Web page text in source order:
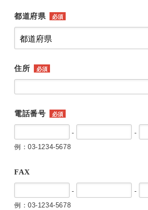
都道府県 必須
住所 必須
電話番号 必須
-
-
例：03-1234-5678
FAX
-
-
例：03-1234-5678